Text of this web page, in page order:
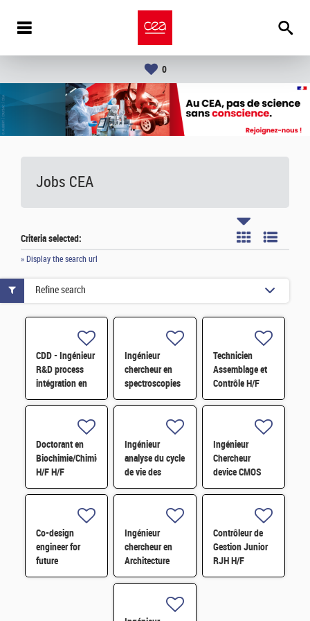
0
Jobs CEA
Criteria selected:
» Display the search url
CDD - Ingénieur
R&D process
intégration en
microélectronique
Ingénieur
chercheur en
spectroscopies
ultra rapides
photosynthèse
H/F
Technicien
Assemblage et
Contrôle H/F
Doctorant en
Biochimie/Chimie
H/F H/F
Ingénieur
analyse du cycle
de vie des
technologies
microélectroniques
H/F
Ingénieur
Chercheur
device CMOS
avancé H/F
Co-design
engineer for
future
computing
Ingénieur
chercheur en
Architecture
Système et
Contrôleur de
Gestion Junior
RJH H/F
Refine search